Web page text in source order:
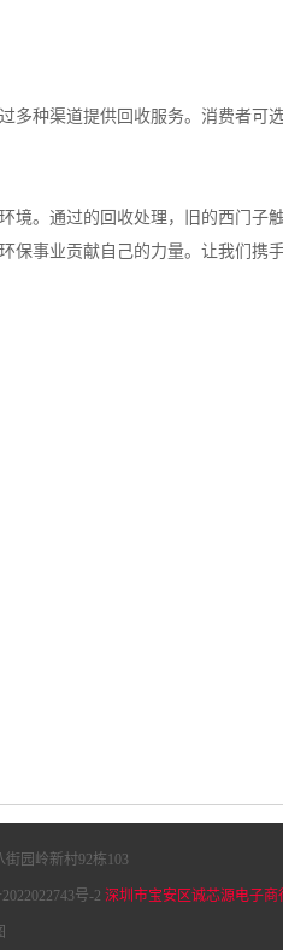
多种渠道提供回收服务。消费者可
境。通过的回收处理，旧的西门子
事业贡献自己的力量。让我们携
园岭新村92栋103
号-2 深圳市宝安区诚芯源电子商